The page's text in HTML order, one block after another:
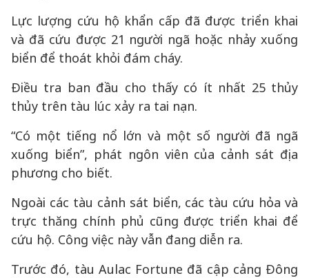
Lực lượng cứu hộ khẩn cấp đã được triển khai
và đã cứu được 21 người ngã hoặc nhảy xuống
biển để thoát khỏi đám cháy.
Điều tra ban đầu cho thấy có ít nhất 25 thủy
thủy trên tàu lúc xảy ra tai nạn.
“Có một tiếng nổ lớn và một số người đã ngã
xuống biển”, phát ngôn viên của cảnh sát địa
phương cho biết.
Ngoài các tàu cảnh sát biển, các tàu cứu hỏa và
trực thăng chính phủ cũng được triển khai để
cứu hộ. Công việc này vẫn đang diễn ra.
Trước đó, tàu Aulac Fortune đã cập cảng Đông